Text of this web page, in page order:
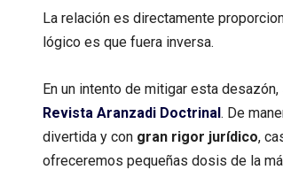
La relación es directamente
lógico es que fuera inversa.
En un intento de mitigar esta
Revista Aranzadi Doctrinal. De
divertida y con gran rigor jurídico,
ofreceremos pequeñas dosis de la